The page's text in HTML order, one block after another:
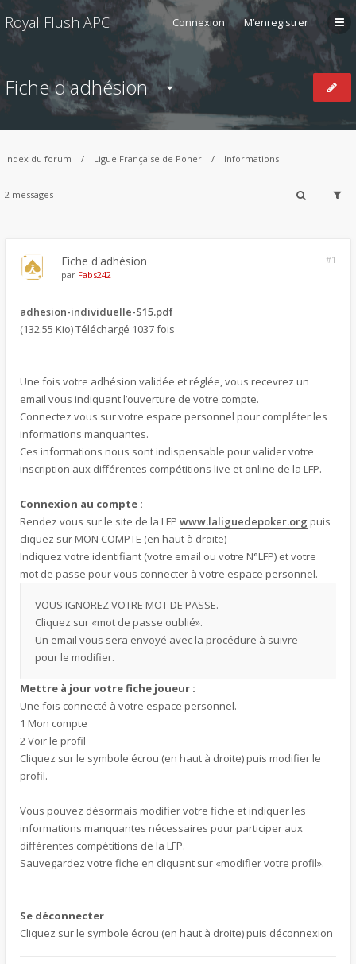
Royal Flush APC Connexion M’enregistrer
Fiche d'adhésion
Index du forum Ligue Française de Poher Informations
2 messages
Fiche d'adhésion
#1
par Fabs242
adhesion-individuelle-S15.pdf
(132.55 Kio) Téléchargé 1037 fois
Une fois votre adhésion validée et réglée, vous recevrez un
email vous indiquant l’ouverture de votre compte.
Connectez vous sur votre espace personnel pour compléter les
informations manquantes.
Ces informations nous sont indispensable pour valider votre
inscription aux différentes compétitions live et online de la LFP.
Connexion au compte :
Rendez vous sur le site de la LFP www.laliguedepoker.org puis
cliquez sur MON COMPTE (en haut à droite)
Indiquez votre identifiant (votre email ou votre N°LFP) et votre
mot de passe pour vous connecter à votre espace personnel.
VOUS IGNOREZ VOTRE MOT DE PASSE.
Cliquez sur «mot de passe oublié».
Un email vous sera envoyé avec la procédure à suivre
pour le modifier.
Mettre à jour votre fiche joueur :
Une fois connecté à votre espace personnel.
1 Mon compte
2 Voir le profil
Cliquez sur le symbole écrou (en haut à droite) puis modifier le
profil.
Vous pouvez désormais modifier votre fiche et indiquer les
informations manquantes nécessaires pour participer aux
différentes compétitions de la LFP.
Sauvegardez votre fiche en cliquant sur «modifier votre profil».
Se déconnecter
Cliquez sur le symbole écrou (en haut à droite) puis déconnexion